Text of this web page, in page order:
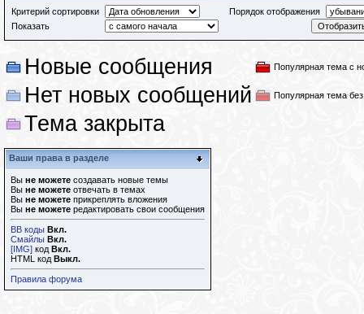
Критерий сортировки
Порядок отображения
Показать
Новые сообщения Популярная тема с
Нет новых сообщений Популярная тема
Тема закрыта
Ваши права в разделе
Вы не можете создавать новые темы
Вы не можете отвечать в темах
Вы не можете прикреплять вложения
Вы не можете редактировать свои сообщения
BB коды Вкл.
Смайлы Вкл.
[IMG] код Вкл.
HTML код Выкл.
Правила форума